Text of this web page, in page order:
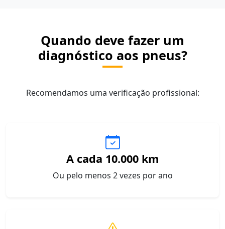
Quando deve fazer um
diagnóstico aos pneus?
Recomendamos uma verificação profissional:
A cada 10.000 km
Ou pelo menos 2 vezes por ano